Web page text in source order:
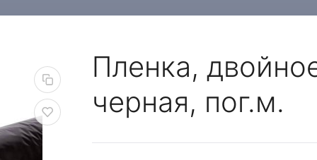
ПВД, черная,
Пленка,
черная, пог.м.